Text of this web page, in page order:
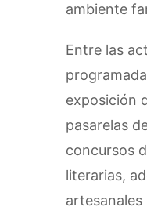
ambiente
Entre las
exposición
pasarelas
concursos
literarias,
artesanales